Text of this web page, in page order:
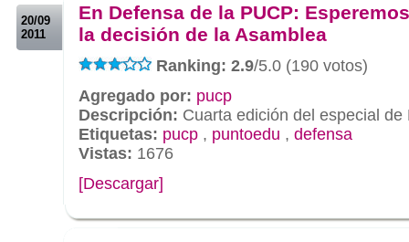
20/09
2011
En Defensa de la PUCP:
la decisión de la Asamblea
Ranking: 2.9/5.0 (190 votos)
Agregado por: pucp
Descripción: Cuarta edición del especial
Etiquetas: pucp , puntoedu , defensa
Vistas: 1676
[Descargar]